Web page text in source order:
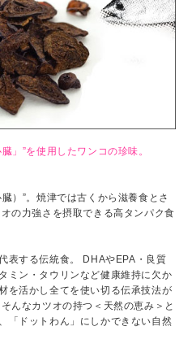
」”を使用したワンコの珍味。
）”。焼津では古くから滋養食とさ
の力強さを摂取できる高タンパク食
表する伝統食。 DHAやEPA・良質
ミン・タウリンなど健康維持に欠か
を活かし全てを使い切る伝承技法が
んなカツオの持つ＜天然の恵み＞と
「ドットわん」にしかできない自然